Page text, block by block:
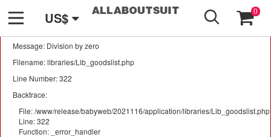
A PHP Error was encountered
Message: Division by zero
Filename: libraries/Lib_goodslist.php
Line Number: 322
Backtrace:
File: /www/release/babyweb/2021116/application/libraries/Lib_goodslist.php
Line: 322
Function: _error_handler
US$ 0